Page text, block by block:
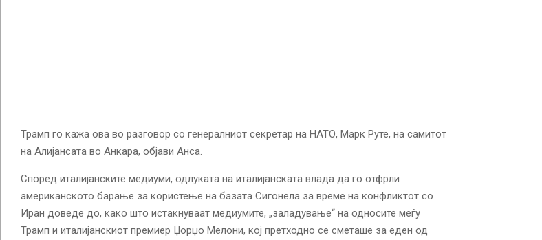
Трамп го кажа ова во разговор со генералниот секретар на НАТО, Марк Руте, на самитот
на Алијансата во Анкара, објави Анса.
Според италијанските медиуми, одлуката на италијанската влада да го отфрли
американското барање за користење на базата Сигонела за време на конфликтот со
Иран доведе до, како што истакнуваат медиумите, „заладување“ на односите меѓу
Трамп и италијанскиот премиер Џорџо Мелони, кој претходно се сметаше за еден од